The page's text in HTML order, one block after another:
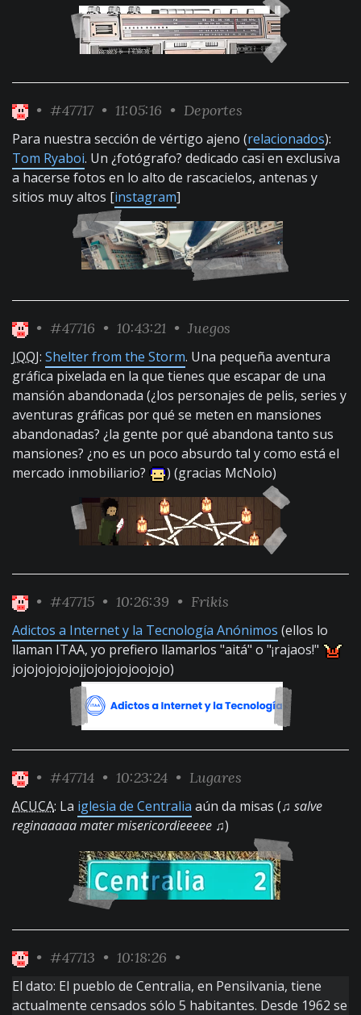
• #47717 • 11:05:16 • Deportes
Para nuestra sección de vértigo ajeno (relacionados):
Tom Ryaboi. Un ¿fotógrafo? dedicado casi en exclusiva
a hacerse fotos en lo alto de rascacielos, antenas y
sitios muy altos [instagram]
• #47716 • 10:43:21 • Juegos
JQQJ: Shelter from the Storm. Una pequeña aventura
gráfica pixelada en la que tienes que escapar de una
mansión abandonada (¿los personajes de pelis, series y
aventuras gráficas por qué se meten en mansiones
abandonadas? ¿la gente por qué abandona tanto sus
mansiones? ¿no es un poco absurdo tal y como está el
mercado inmobiliario?
) (gracias McNolo)
• #47715 • 10:26:39 • Frikis
Adictos a Internet y la Tecnología Anónimos (ellos lo
llaman ITAA, yo prefiero llamarlos "aitá" o "¡rajaos!"
jojojojojojojjojojojojoojojo)
• #47714 • 10:23:24 • Lugares
ACUCA: La iglesia de Centralia aún da misas (♫ salve
reginaaaaa mater misericordieeeee ♫)
• #47713 • 10:18:26 •
El dato: El pueblo de Centralia, en Pensilvania, tiene
actualmente censados sólo 5 habitantes. Desde 1962 se